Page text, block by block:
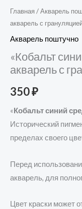
Главная /Акварель
акварель с
Акварель поштучно
«Кобальт
акварель с
350₽
«Кобальт синий
Исторический
пределах своего
Перед
акварель, для
Цвет краски может